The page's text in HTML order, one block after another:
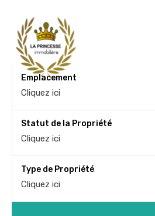
Emplacement
Cliquez ici
Statut de la Propriété
Cliquez ici
Type de Propriété
Cliquez ici